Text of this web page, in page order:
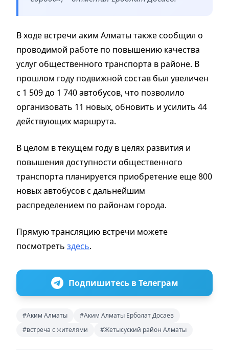
В ходе встречи аким Алматы также сообщил о
проводимой работе по повышению качества
услуг общественного транспорта в районе. В
прошлом году подвижной состав был увеличен
с 1 509 до 1 740 автобусов, что позволило
организовать 11 новых, обновить и усилить 44
действующих маршрута.
В целом в текущем году в целях развития и
повышения доступности общественного
транспорта планируется приобретение еще 800
новых автобусов с дальнейшим
распределением по районам города.
Прямую трансляцию встречи можете
посмотреть здесь.
Подпишитесь в Телеграм
#Аким Алматы
#Аким Алматы Ерболат Досаев
#встреча с жителями
#Жетысуский район Алматы